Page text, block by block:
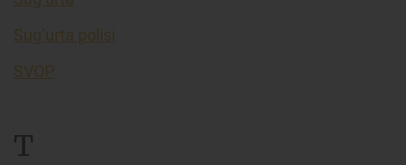
Sug’urta polisi
SVOP
T